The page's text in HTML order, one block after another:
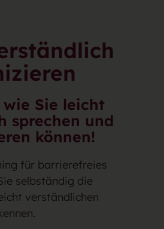
wie Sie leicht
sprechen und
können!
für barrierefreies
selbständig die
verständlichen